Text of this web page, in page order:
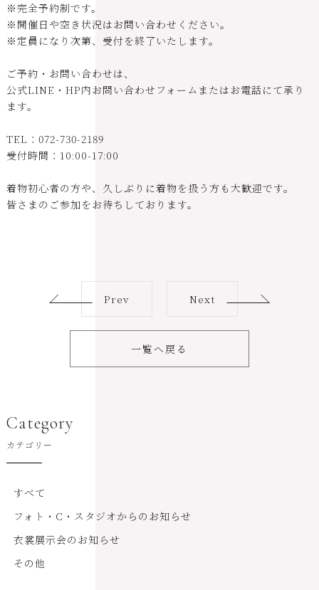
※完全予約制です。
※開催日や空き状況はお問い合わせください。
※定員になり次第、受付を終了いたします。
ご予約・お問い合わせは、
公式LINE・HP内お問い合わせフォームまたはお電話にて承り
ます。
TEL：072-730-2189
受付時間：10:00-17:00
着物初心者の方や、久しぶりに着物を扱う方も大歓迎です。
皆さまのご参加をお待ちしております。
Prev
一覧へ戻る
Next
Category
カテゴリー
すべて
フォト・C・スタジオからのお知らせ
衣裳展示会のお知らせ
その他